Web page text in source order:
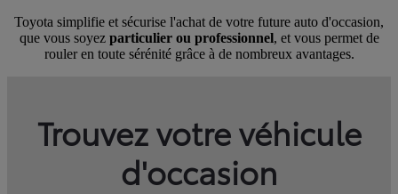
Toyota simplifie et sécurise l'achat de votre future auto d'occasion,
que vous soyez particulier ou professionnel, et vous permet de
rouler en toute sérénité grâce à de nombreux avantages.
Trouvez votre véhicule
d'occasion